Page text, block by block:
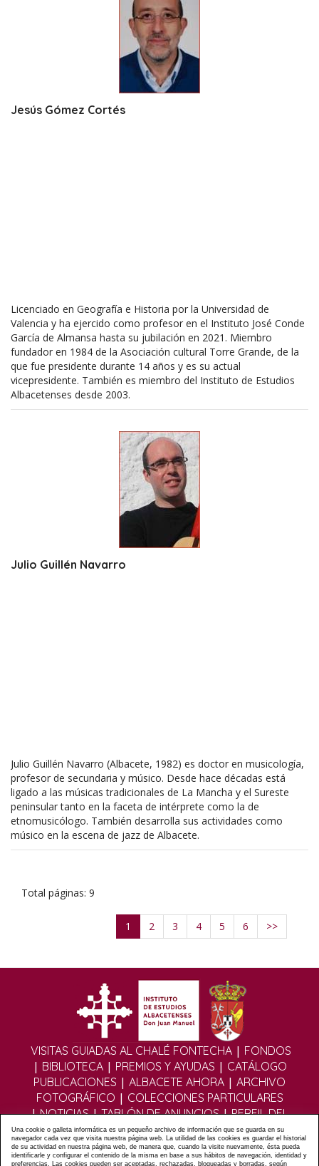
Jesús Gómez Cortés
Licenciado en Geografía e Historia por la Universidad de
Valencia y ha ejercido como profesor en el Instituto José Conde
García de Almansa hasta su jubilación en 2021. Miembro
fundador en 1984 de la Asociación cultural Torre Grande, de la
que fue presidente durante 14 años y es su actual
vicepresidente. También es miembro del Instituto de Estudios
Albacetenses desde 2003.
Julio Guillén Navarro
Julio Guillén Navarro (Albacete, 1982) es doctor en musicología,
profesor de secundaria y músico. Desde hace décadas está
ligado a las músicas tradicionales de La Mancha y el Sureste
peninsular tanto en la faceta de intérprete como la de
etnomusicólogo. También desarrolla sus actividades como
músico en la escena de jazz de Albacete.
Total páginas: 9
1 2 3 4 5 6 >>
VISITAS GUIADAS AL CHALÉ FONTECHA | FONDOS
| BIBLIOTECA| PREMIOS Y AYUDAS | CATÁLOGO
PUBLICACIONES | ALBACETE AHORA | ARCHIVO
FOTOGRÁFICO | COLECCIONES PARTICULARES
|NOTICIAS|TABLÓN DE ANUNCIOS|PERFIL DEL
CONTRATANTE|EDITORIAL DIGITAL|MULTIMEDIA
|FOROS|FORMULARIO DE CONTACTO|POLÍTICA
PRIVACIDAD|POLÍTICA COOKIES|AVISO LEGAL
Una cookie o galleta informática es un pequeño archivo de información que se guarda en su
navegador cada vez que visita nuestra página web. La utilidad de las cookies es guardar el historial
de su actividad en nuestra página web, de manera que, cuando la visite nuevamente, ésta pueda
identificarle y configurar el contenido de la misma en base a sus hábitos de navegación, identidad y
preferencias. Las cookies pueden ser aceptadas, rechazadas, bloqueadas y borradas, según